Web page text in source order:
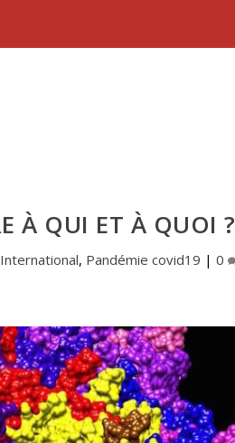
À QUI ET À QUOI ?
International, Pandémie covid19 |0